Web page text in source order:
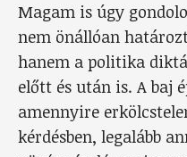
Magam is úgy
nem önállóan
hanem a politika
előtt és után is. A baj
amennyire
kérdésben, legalább